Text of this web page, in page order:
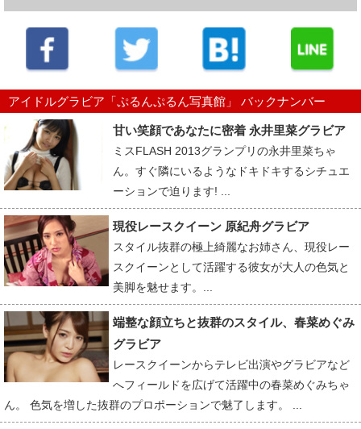
アイドルグラビア「ぷるんぷるん写真館」 バックナンバー
甘い笑顔であなたに密着 永井里菜グラビア
ミスFLASH 2013グランプリの永井里菜ちゃ
ん。すぐ隣にいるようなドキドキするシチュエ
ーションで迫ります! ...
現役レースクイーン 原紀舟グラビア
スタイル抜群の極上綺麗なお姉さん、現役レー
スクイーンとして活躍する彼女が大人の色気と
美脚を魅せます。...
端整な顔立ちと抜群のスタイル、春菜めぐみ
グラビア
レースクイーンからテレビ出演やグラビアなど
へフィールドを広げて活躍中の春菜めぐみちゃ
ん。 色気を増した抜群のプロポーションで魅了します。 ...